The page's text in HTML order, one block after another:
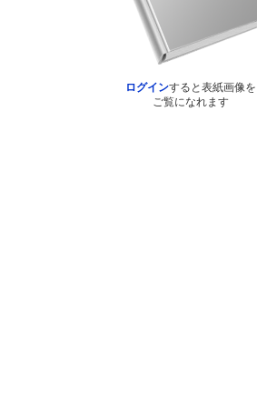
ログインすると表紙画像を
ご覧になれます